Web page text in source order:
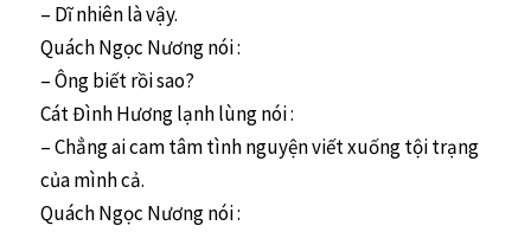
– Dĩ nhiên là vậy.
Quách Ngọc Nương nói :
– Ông biết rồi sao?
Cát Đình Hương lạnh lùng nói :
– Chẳng ai cam tâm tình nguyện viết xuống tội trạng
của mình cả.
Quách Ngọc Nương nói :